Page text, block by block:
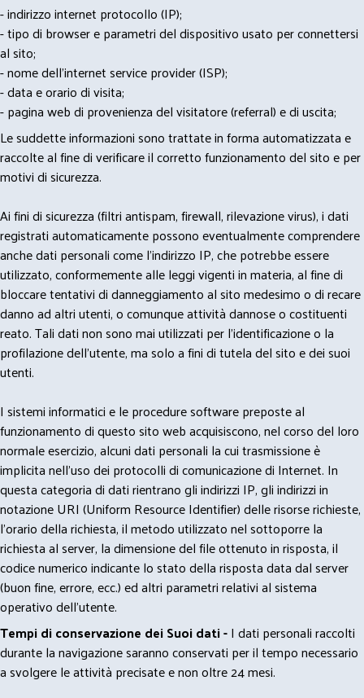
- indirizzo internet protocollo (IP);
- tipo di browser e parametri del dispositivo usato per connettersi
al sito;
- nome dell'internet service provider (ISP);
- data e orario di visita;
- pagina web di provenienza del visitatore (referral) e di uscita;
Le suddette informazioni sono trattate in forma automatizzata e
raccolte al fine di verificare il corretto funzionamento del sito e per
motivi di sicurezza.
Ai fini di sicurezza (filtri antispam, firewall, rilevazione virus), i dati
registrati automaticamente possono eventualmente comprendere
anche dati personali come l'indirizzo IP, che potrebbe essere
utilizzato, conformemente alle leggi vigenti in materia, al fine di
bloccare tentativi di danneggiamento al sito medesimo o di recare
danno ad altri utenti, o comunque attività dannose o costituenti
reato. Tali dati non sono mai utilizzati per l'identificazione o la
profilazione dell'utente, ma solo a fini di tutela del sito e dei suoi
utenti.
I sistemi informatici e le procedure software preposte al
funzionamento di questo sito web acquisiscono, nel corso del loro
normale esercizio, alcuni dati personali la cui trasmissione è
implicita nell'uso dei protocolli di comunicazione di Internet. In
questa categoria di dati rientrano gli indirizzi IP, gli indirizzi in
notazione URI (Uniform Resource Identifier) delle risorse richieste,
l'orario della richiesta, il metodo utilizzato nel sottoporre la
richiesta al server, la dimensione del file ottenuto in risposta, il
codice numerico indicante lo stato della risposta data dal server
(buon fine, errore, ecc.) ed altri parametri relativi al sistema
operativo dell'utente.
Tempi di conservazione dei Suoi dati -I dati personali raccolti
durante la navigazione saranno conservati per il tempo necessario
a svolgere le attività precisate e non oltre 24 mesi.